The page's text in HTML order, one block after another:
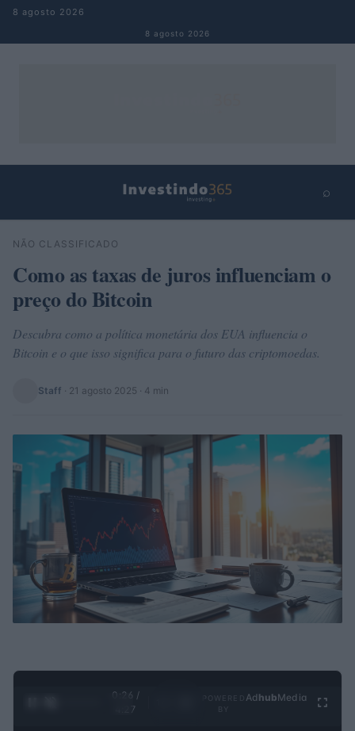
Pular para o conteúdo
8 agosto 2026
8 agosto 2026
⌕
Buscar
NÃO CLASSIFICADO
Como as taxas de juros influenciam o
preço do Bitcoin
Descubra como a política monetária dos EUA influencia o
Bitcoin e o que isso significa para o futuro das criptomoedas.
Staff · 21 agosto 2025 · 4 min
0:27 /
4:27
Ad hubMedia